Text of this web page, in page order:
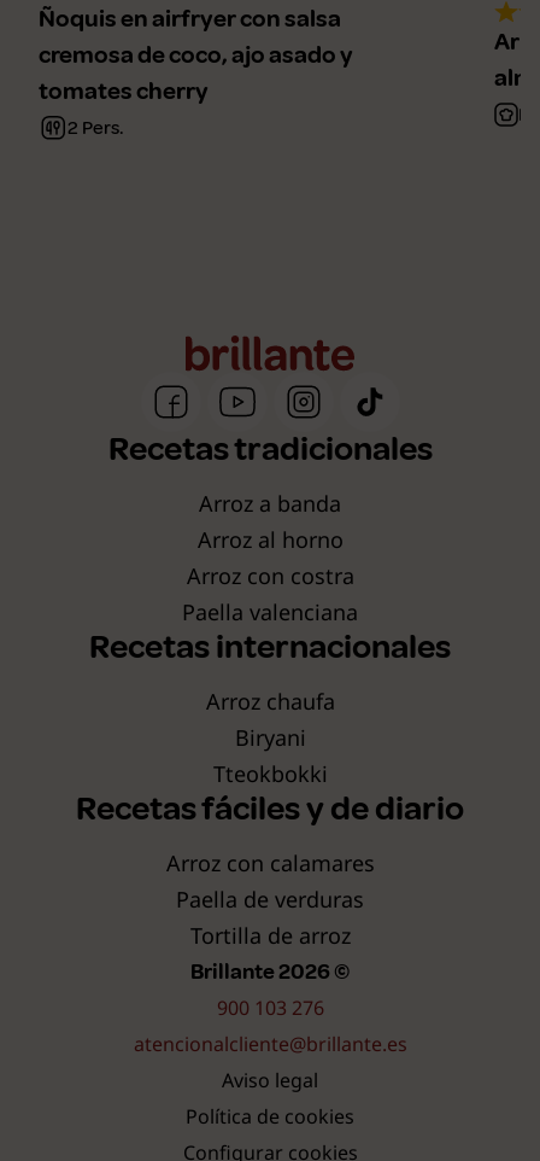
Ñoquis en airfryer con salsa
cremosa de coco, ajo asado y
tomates cherry
2 Pers.
Recetas tradicionales
Arroz a banda
Arroz al horno
Arroz con costra
Paella valenciana
Recetas internacionales
Arroz chaufa
Biryani
Tteokbokki
Recetas fáciles y de diario
Arroz con calamares
Paella de verduras
Tortilla de arroz
Brillante 2026 ©
900 103 276
atencionalcliente@brillante.es
Aviso legal
Política de cookies
Configurar cookies